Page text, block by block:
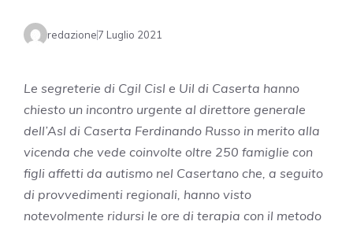
redazione7 Luglio 2021
Le segreterie di Cgil Cisl e Uil di Caserta hanno
chiesto un incontro urgente al direttore generale
dell’Asl di Caserta Ferdinando Russo in merito alla
vicenda che vede coinvolte oltre 250 famiglie con
figli affetti da autismo nel Casertano che, a seguito
di provvedimenti regionali, hanno visto
notevolmente ridursi le ore di terapia con il metodo